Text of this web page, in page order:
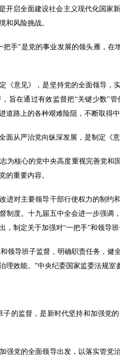
启全面建设社会主义现代化国家
和风险挑战。
”是党的事业发展的领头雁，在
意见》，是坚持党的全面领导，
旨在通过有效监督把“关键少数”
道路上的各种艰难险阻，不断取得
从严治党向纵深发展，是制定《
核心的党中央高度重视完善党和
的重要内容。
对主要领导干部行使权力的制约
制度。十九届五中全会进一步强调
，制定关于加强对“一把手”和领导
导班子监督，明确职责任务，健
理效能。”中央纪委国家监委法规室
监督，是新时代坚持和加强党
党的全面领导出发，以落实管党